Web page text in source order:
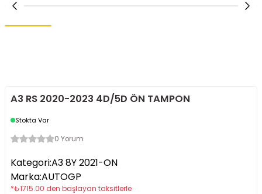
A3 RS 2020-2023 4D/5D ÖN TAMPON
Stokta Var
0 Yorum
Kategori:A3 8Y 2021-ON
Marka:AUTOGP
*₺1715.00 den başlayan taksitlerle